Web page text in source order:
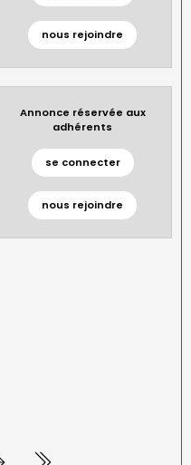
nous rejoindre
Annonce réservée aux
adhérents
se connecter
nous rejoindre